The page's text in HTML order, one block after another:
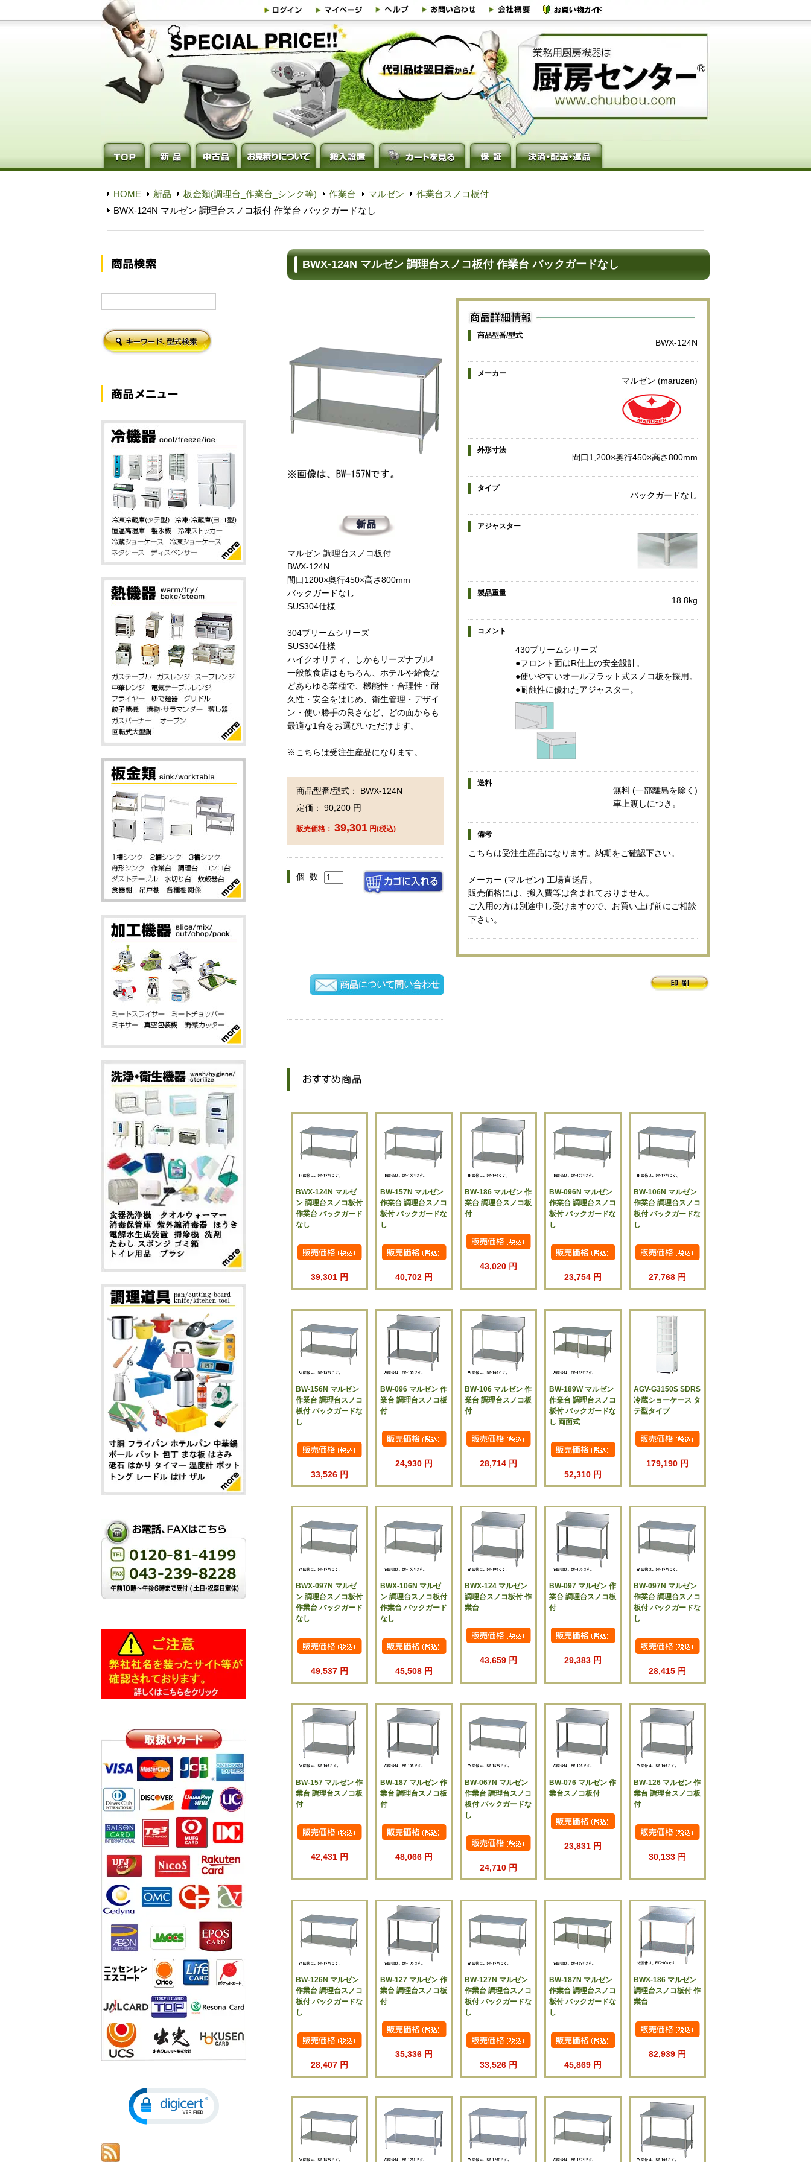
HOME 新品 板金類(調理台_作業台_シンク等) 作業台 マルゼン
作業台スノコ板付
BWX-124N マルゼン 調理台スノコ板付 作業台 バックガードなし
BWX-124N マルゼン 調理台スノコ板付 作業台 バックガードなし
マルゼン 調理台スノコ板付
BWX-124N
間口1200×奥行450×高さ800mm
バックガードなし
SUS304仕様
304ブリームシリーズ
SUS304仕様
ハイクオリティ、しかもリーズナブル!
一般飲食店はもちろん、ホテルや給食な
どあらゆる業種で、機能性・合理性・耐
久性・安全をはじめ、衛生管理・デザイ
ン・使い勝手の良さなど、どの面からも
最適な1台をお選びいただけます。
※こちらは受注生産品になります。
商品型番/型式： BWX-124N
定価： 90,200 円
販売価格： 39,301 円(税込)
個 数
商品型番/型式
BWX-124N
メーカー
マルゼン (maruzen)
外形寸法
間口1,200×奥行450×高さ800mm
タイプ
バックガードなし
アジャスター
製品重量
18.8kg
コメント
430ブリームシリーズ
●フロント面はR仕上の安全設計。
●使いやすいオールフラット式スノコ板を採用。
●耐蝕性に優れたアジャスター。
送料
無料 (一部離島を除く)
車上渡しにつき。
備考
こちらは受注生産品になります。納期をご確認下さい。
メーカー (マルゼン) 工場直送品。
販売価格には、搬入費等は含まれておりません。
ご入用の方は別途申し受けますので、お買い上げ前にご相談
下さい。
BWX-124N マルゼ
ン 調理台スノコ板付
作業台 バックガード
なし
39,301 円
BW-157N マルゼン
作業台 調理台スノコ
板付 バックガードな
し
40,702 円
BW-186 マルゼン 作
業台 調理台スノコ板
付
43,020 円
BW-096N マルゼン
作業台 調理台スノコ
板付 バックガードな
し
23,754 円
BW-106N マルゼン
作業台 調理台スノコ
板付 バックガードな
し
27,768 円
BW-156N マルゼン
作業台 調理台スノコ
板付 バックガードな
し
33,526 円
BW-096 マルゼン 作
業台 調理台スノコ板
付
24,930 円
BW-106 マルゼン 作
業台 調理台スノコ板
付
28,714 円
BW-189W マルゼン
作業台 調理台スノコ
板付 バックガードな
し 両面式
52,310 円
AGV-G3150S SDRS
冷蔵ショーケース タ
テ型タイプ
179,190 円
BWX-097N マルゼ
ン 調理台スノコ板付
作業台 バックガード
なし
49,537 円
BWX-106N マルゼ
ン 調理台スノコ板付
作業台 バックガード
なし
45,508 円
BWX-124 マルゼン
調理台スノコ板付 作
業台
43,659 円
BW-097 マルゼン 作
業台 調理台スノコ板
付
29,383 円
BW-097N マルゼン
作業台 調理台スノコ
板付 バックガードな
し
28,415 円
BW-157 マルゼン 作
業台 調理台スノコ板
付
42,431 円
BW-187 マルゼン 作
業台 調理台スノコ板
付
48,066 円
BW-067N マルゼン
作業台 調理台スノコ
板付 バックガードな
し
24,710 円
BW-076 マルゼン 作
業台スノコ板付
23,831 円
BW-126 マルゼン 作
業台 調理台スノコ板
付
30,133 円
BW-126N マルゼン
作業台 調理台スノコ
板付 バックガードな
し
28,407 円
BW-127 マルゼン 作
業台 調理台スノコ板
付
35,336 円
BW-127N マルゼン
作業台 調理台スノコ
板付 バックガードな
し
33,526 円
BW-187N マルゼン
作業台 調理台スノコ
板付 バックガードな
し
45,869 円
BWX-186 マルゼン
調理台スノコ板付 作
業台
82,939 円